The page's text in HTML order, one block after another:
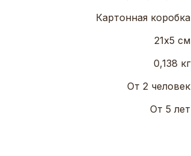
Картонная коробка
21х5 см
0,138 кг
От 2 человек
От 5 лет